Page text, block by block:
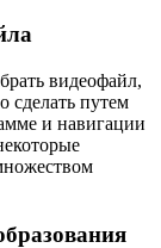
видеофайл,
сделать путем
и навигации